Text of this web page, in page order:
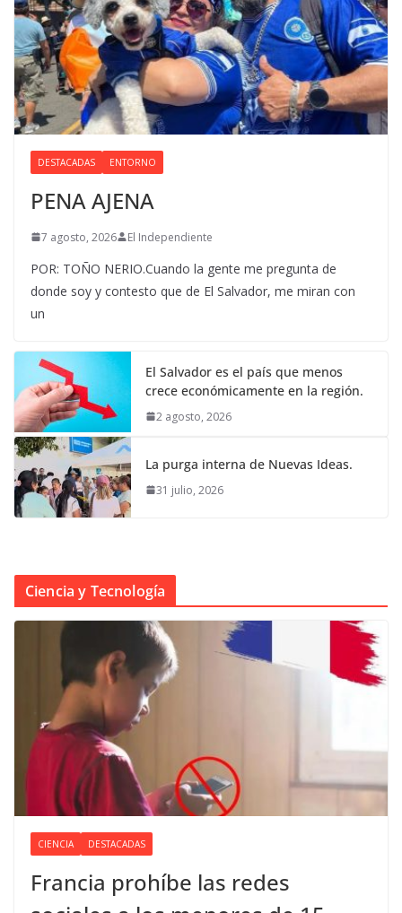
DESTACADAS ENTORNO
PENA AJENA
7 agosto, 2026 El Independiente
POR: TOÑO NERIO.Cuando la gente me pregunta de
donde soy y contesto que de El Salvador, me miran con
un
El Salvador es el país que menos
crece económicamente en la región.
2 agosto, 2026
La purga interna de Nuevas Ideas.
31 julio, 2026
Ciencia y Tecnología
CIENCIA DESTACADAS
Francia prohíbe las redes